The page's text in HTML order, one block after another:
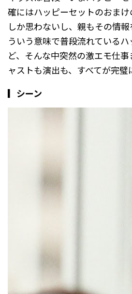
確にはハッピーセットのおま
しか思わないし、親もその情
ういう意味で普段流れている
ど、そんな中突然の激エモ仕
ャストも演出も、すべてが完璧
▎シーン